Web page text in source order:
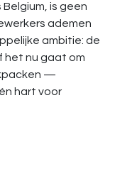
is geen
ademen
ambitie: de
het nu gaat om
—
hart voor